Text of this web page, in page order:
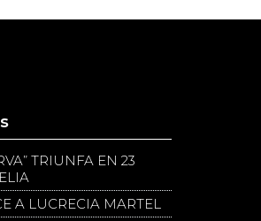
TRIUNFA EN 23
A LUCRECIA MARTEL